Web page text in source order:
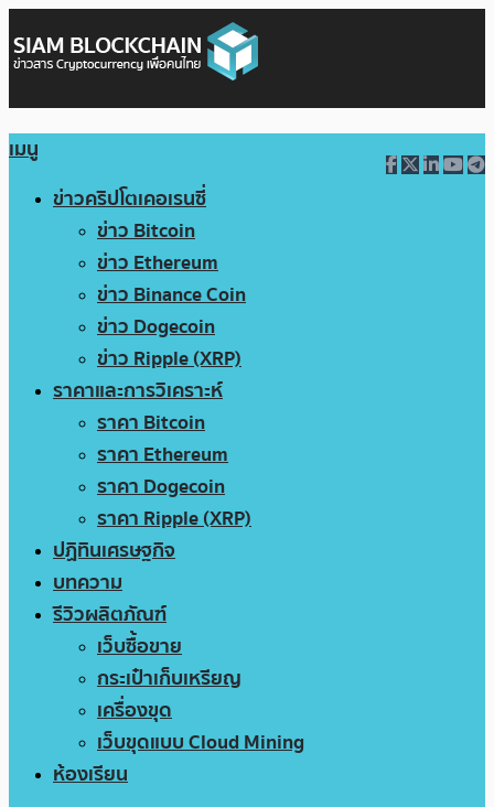
เมนู
ข่าวคริปโตเคอเรนซี่
ข่าว Bitcoin
ข่าว Ethereum
ข่าว Binance Coin
ข่าว Dogecoin
ข่าว Ripple (XRP)
ราคาและการวิเคราะห์
ราคา Bitcoin
ราคา Ethereum
ราคา Dogecoin
ราคา Ripple (XRP)
ปฏิทินเศรษฐกิจ
บทความ
รีวิวผลิตภัณฑ์
เว็บซื้อขาย
กระเป๋าเก็บเหรียญ
เครื่องขุด
เว็บขุดแบบ Cloud Mining
ห้องเรียน